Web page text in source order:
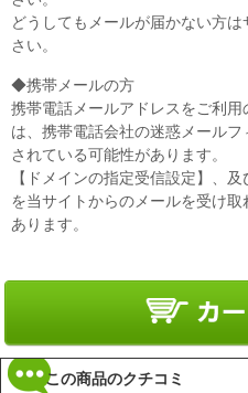
どうしてもメールが届かない方
さい。
◆携帯メールの方
携帯電話メールアドレスをご利
は、携帯電話会社の迷惑メール
されている可能性があります。
【ドメインの指定受信設定】、
を当サイトからのメールを受け
あります。
この商品のクチコミ